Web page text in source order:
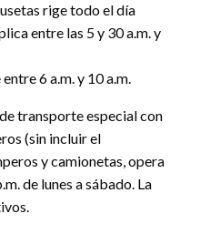
rige todo el día
entre las 5 y 30 a.m. y
6 a.m. y 10 a.m.
transporte especial con
(sin incluir el
y camionetas, opera
de lunes a sábado. La